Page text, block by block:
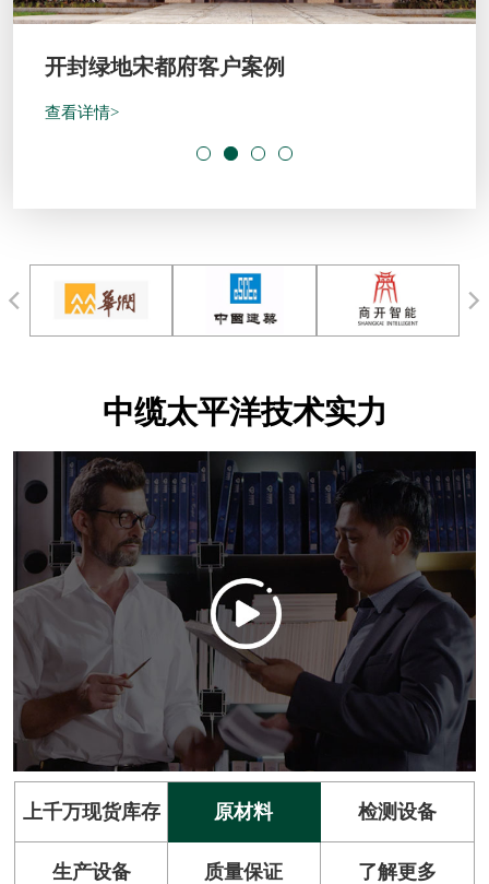
开封绿地宋都府客户案例
查看详情>
中缆太平洋技术实力
上千万现货库存 原材料 检测设备
生产设备 质量保证 了解更多